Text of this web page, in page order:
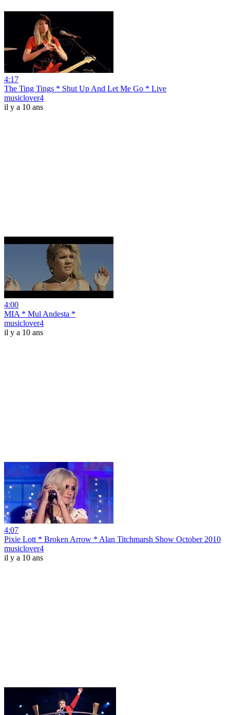
4:17
The Ting Tings * Shut Up And Let Me Go * Live
musiclover4
il y a 10 ans
4:00
MIA * Mul Andesta *
musiclover4
il y a 10 ans
4:07
Pixie Lott * Broken Arrow * Alan Titchmarsh Show October 2010
musiclover4
il y a 10 ans